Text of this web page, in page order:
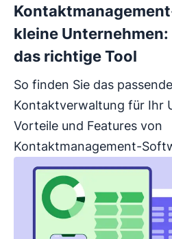
kleine Unternehmen:
das richtige Tool
So finden Sie das
Kontaktverwaltung für Ihr
Vorteile und Features von
Kontaktmanagement-